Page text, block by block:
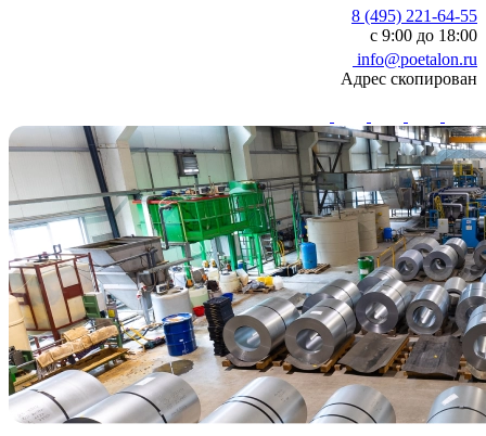
8 (495) 221-64-55
с 9:00 до 18:00
info@poetalon.ru
Адрес скопирован